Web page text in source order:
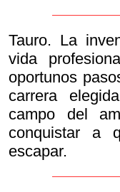
Tauro. La
vida
oportunos
carrera
campo del
conquistar a
escapar.